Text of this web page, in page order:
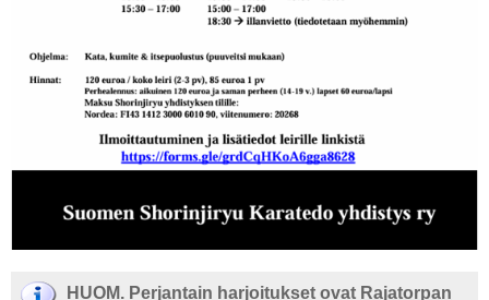
HUOM. Perjantain harjoitukset ovat Rajatorpan